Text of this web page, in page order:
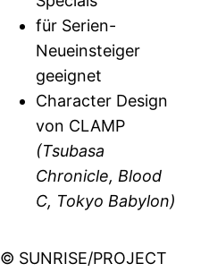
für Serien-
Neueinsteiger
geeignet
Character Design
von CLAMP
(Tsubasa
Chronicle, Blood
C, Tokyo Babylon)
© SUNRISE/PROJECT